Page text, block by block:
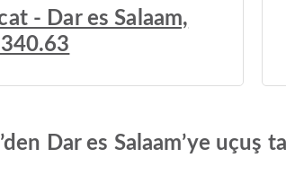
- Dar es Salaam,
Dar es Salaam’ye